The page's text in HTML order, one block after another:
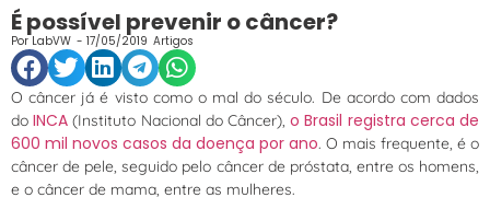
É possível prevenir o câncer?
Por LabVW - 17/05/2019 Artigos
O câncer já é visto como o mal do século. De acordo com dados
doINCA(Instituto Nacional do Câncer),o Brasil registra cerca de
600 mil novos casos da doença por ano. O mais frequente, é o
câncer de pele, seguido pelo câncer de próstata, entre os homens,
e o câncer de mama, entre as mulheres.